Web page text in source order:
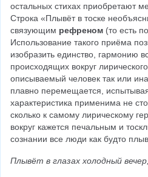
остальных стихах приобретают
Строка «Плывёт в тоске
связующим рефреном (то есть
Использование такого приёма
изобразить единство, гармонию
происходящих вокруг
описываемый человек так или
плавно перемещается,
характеристика применима не
сколько к самому лирическому
вокруг кажется печальным и
сознании все люди как будто
Плывёт в глазах холодный вечер,